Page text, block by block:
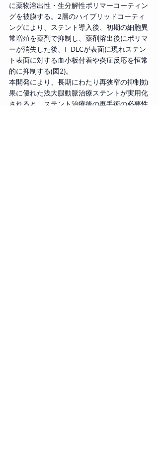
に薬物溶出性・生分解性ポリマーコーティン
グを被膜する。2層のハイブリッドコーティ
ングにより、ステント導入後、初期の細胞異
常増殖を薬剤で抑制し、薬剤溶出後にポリマ
ーが消失した後、F-DLCが表面に現れステン
ト表面に対する血小板付着や炎症反応を恒常
的に抑制する(図2)。
本開発により、長期にわたり再狭窄の抑制効
果に優れた浅大腿動脈治療ステントが実用化
されると、ステント治療後の再手術の必要性